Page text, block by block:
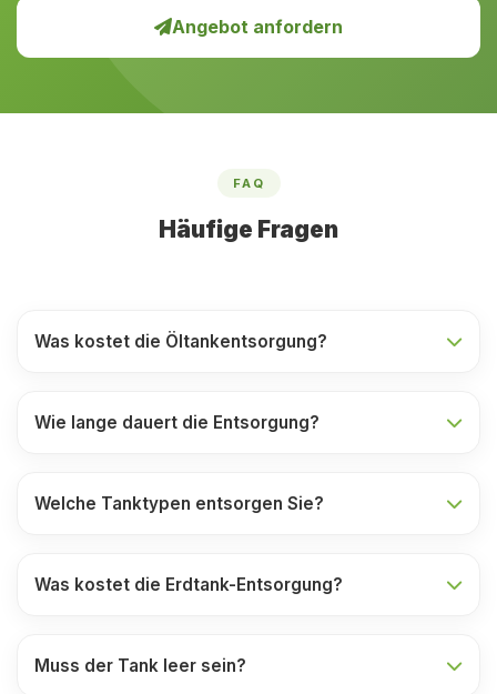
Angebot anfordern
FAQ
Häufige Fragen
Was kostet die Öltankentsorgung?
Wie lange dauert die Entsorgung?
Welche Tanktypen entsorgen Sie?
Was kostet die Erdtank-Entsorgung?
Muss der Tank leer sein?